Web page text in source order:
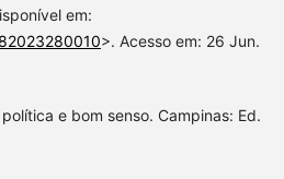
em:
>. Acesso em: 26 Jun.
e bom senso. Campinas: Ed.